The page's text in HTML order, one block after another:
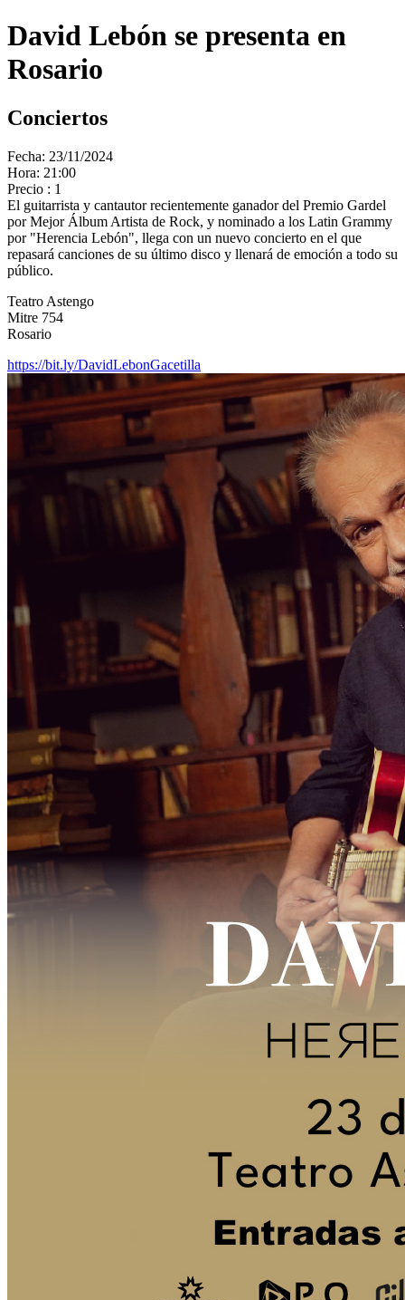
David Lebón se presenta en
Rosario
Conciertos
Fecha: 23/11/2024
Hora: 21:00
Precio : 1
El guitarrista y cantautor recientemente ganador del Premio Gardel
por Mejor Álbum Artista de Rock, y nominado a los Latin Grammy
por "Herencia Lebón", llega con un nuevo concierto en el que
repasará canciones de su último disco y llenará de emoción a todo su
público.
Teatro Astengo
Mitre 754
Rosario
https://bit.ly/DavidLebonGacetilla